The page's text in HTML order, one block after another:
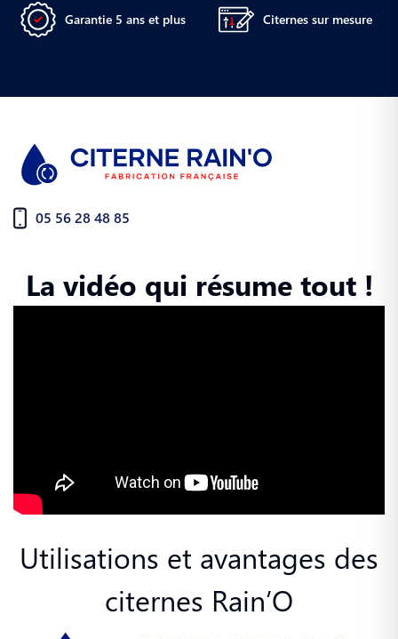
Garantie 5 ans et plus Citernes sur mesure
05 56 28 48 85
La vidéo qui résume tout !
Utilisations et avantages des
citernes Rain’O